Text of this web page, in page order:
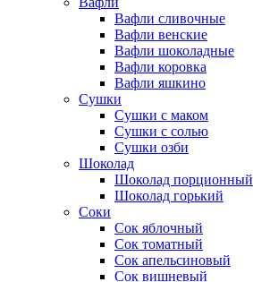
Вафли сливочные
Вафли венские
Вафли шоколадные
Вафли коровка
Вафли яшкино
Сушки
Сушки с маком
Сушки с солью
Сушки озби
Шоколад
Шоколад порционный
Шоколад горький
Соки
Сок яблочный
Сок томатный
Сок апельсиновый
Сок вишневый